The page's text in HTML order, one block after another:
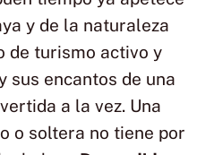
y de la naturaleza
de turismo activo y
sus encantos de una
a la vez. Una
o soltera no tiene por